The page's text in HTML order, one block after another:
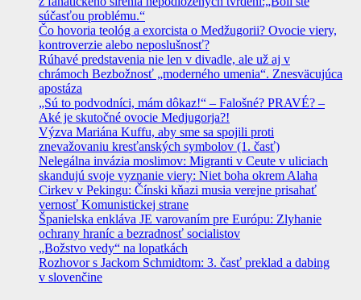
súčasťou problému.“
Čo hovoria teológ a exorcista o Medžugorii? Ovocie viery,
kontroverzie alebo neposlušnosť?
Rúhavé predstavenia nie len v divadle, ale už aj v
chrámoch Bezbožnosť „moderného umenia“. Znesväcujúca
apostáza
„Sú to podvodníci, mám dôkaz!“ – Falošné? PRAVÉ? –
Aké je skutočné ovocie Medjugorja?!
Výzva Mariána Kuffu, aby sme sa spojili proti
znevažovaniu kresťanských symbolov (1. časť)
Nelegálna invázia moslimov: Migranti v Ceute v uliciach
skandujú svoje vyznanie viery: Niet boha okrem Alaha
Cirkev v Pekingu: Čínski kňazi musia verejne prisahať
vernosť Komunistickej strane
Španielska enkláva JE varovaním pre Európu: Zlyhanie
ochrany hraníc a bezradnosť socialistov
„Božstvo vedy“ na lopatkách
Rozhovor s Jackom Schmidtom: 3. časť preklad a dabing
v slovenčine